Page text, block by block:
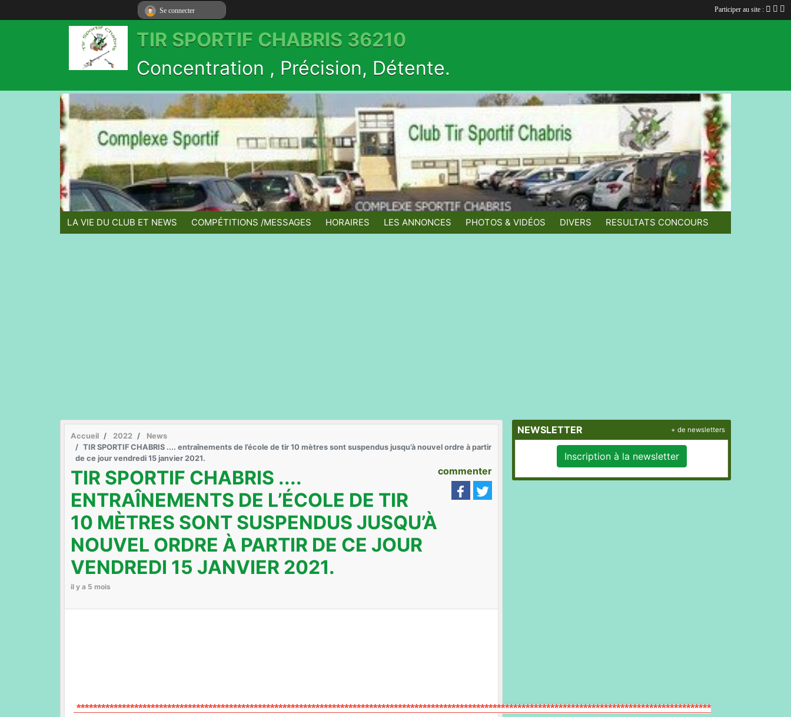
TIR SPORTIF CHABRIS 36210
Concentration , Précision, Détente.
LA VIE DU CLUB ET NEWS COMPÉTITIONS /MESSAGES HORAIRES LES ANNONCES PHOTOS & VIDÉOS DIVERS RESULTATS CONCOURS
Accueil 2022
News
TIR SPORTIF CHABRIS .... entraînements de l’école de tir 10 mètres sont suspendus jusqu’à nouvel ordre à partir
de ce jour vendredi 15 janvier 2021.
commenter
TIR SPORTIF CHABRIS ....
ENTRAÎNEMENTS DE L’ÉCOLE DE TIR
10 MÈTRES SONT SUSPENDUS JUSQU’À
NOUVEL ORDRE À PARTIR DE CE JOUR
VENDREDI 15 JANVIER 2021.
il y a 5 mois
**********************************************************************************************************************************************************
NEWSLETTER
Inscription à la newsletter
+ de newsletters
Se connecter Participer au site :